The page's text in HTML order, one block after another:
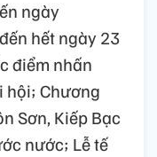
ngày
hết ngày 23
điểm nhấn
hội; Chương
Sơn, Kiếp Bạc
nước; Lễ tế